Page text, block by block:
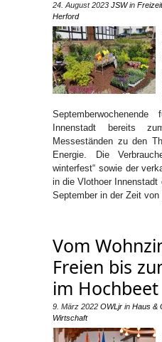
24. August 2023 JSWin
Herford
Innenstadt bereits
Messeständen zu den
Energie. Die
winterfest“ sowie der
in die Vlothoer Innenstadt
September in der Zeit
Vom
Freien bis
im Hochbeet
9. März 2022 OWLjr in Haus &
Wirtschaft